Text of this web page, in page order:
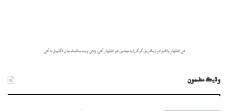
هي اشتهار پاڻمرادو ڏيکاريل گوگل ايڊسينس جو اشتهار آهي، ۽ هي ويب سائيٽ سان لاڳاپيل نه آهي.
وڌيڪ مضمون